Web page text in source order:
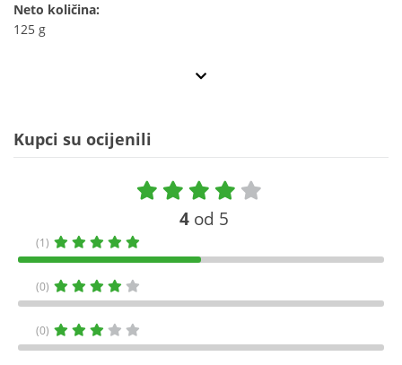
Neto količina:
125 g
Kupci su ocijenili
4 od 5
(1)
(0)
(0)